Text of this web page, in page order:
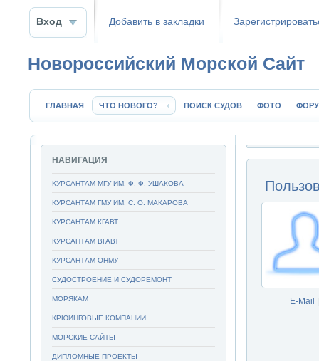
Вход Добавить в закладки
Новороссийский Морской Сайт
ГЛАВНАЯ ЧТО НОВОГО? ПОИСК СУДОВ ФОТО
E-Mail
НАВИГАЦИЯ
КУРСАНТАМ МГУ ИМ. Ф. Ф. УШАКОВА
КУРСАНТАМ ГМУ ИМ. С. О. МАКАРОВА
КУРСАНТАМ КГАВТ
КУРСАНТАМ ВГАВТ
КУРСАНТАМ ОНМУ
СУДОСТРОЕНИЕ И СУДОРЕМОНТ
МОРЯКАМ
КРЮИНГОВЫЕ КОМПАНИИ
МОРСКИЕ САЙТЫ
ДИПЛОМНЫЕ ПРОЕКТЫ